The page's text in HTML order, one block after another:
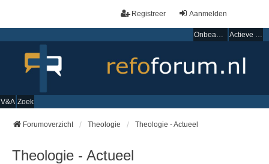
Aanmelden
Registreer
Onbeantwoorde onderwerpen Actieve onderwerpen
V&A Zoek
Forumoverzicht Theologie Theologie - Actueel
Theologie - Actueel